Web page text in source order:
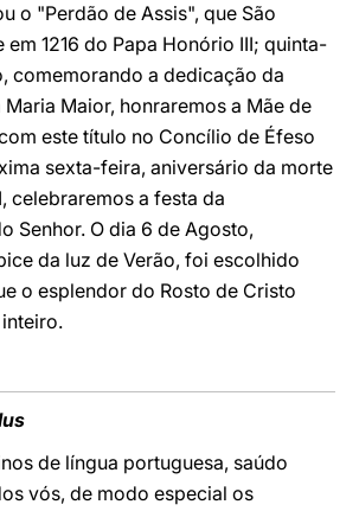
o "Perdão de Assis", que São
1216 do Papa Honório III; quinta-
comemorando a dedicação da
Maria Maior, honraremos a Mãe de
este título no Concílio de Éfeso
sexta-feira, aniversário da morte
celebraremos a festa da
Senhor. O dia 6 de Agosto,
da luz de Verão, foi escolhido
o esplendor do Rosto de Cristo
de língua portuguesa, saúdo
vós, de modo especial os